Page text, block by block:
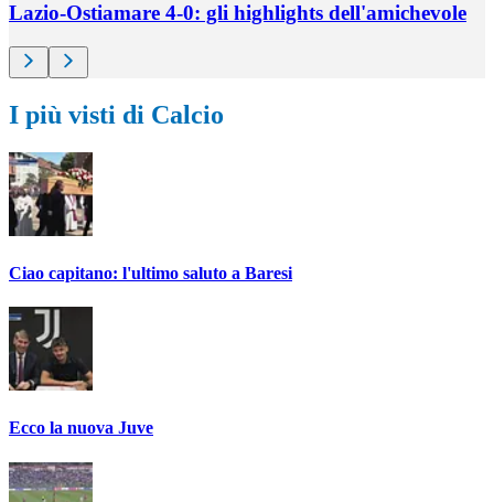
Lazio-Ostiamare 4-0: gli highlights dell'amichevole
I più visti di Calcio
Ciao capitano: l'ultimo saluto a Baresi
Ecco la nuova Juve